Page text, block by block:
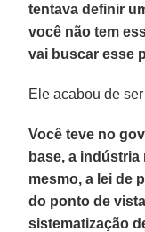
tentava definir
você não tem
vai buscar esse
Ele acabou de
Você teve no
base, a
mesmo, a lei de
do ponto de
sistematização